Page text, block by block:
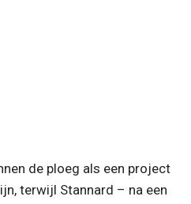
de ploeg als een project
terwijl Stannard – na een